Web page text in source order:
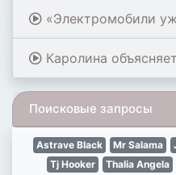
«Электромобили
Каролина объясняет
Поисковые запросы
Astrave Black Mr Salama
Tj Hooker
Thalia Angela